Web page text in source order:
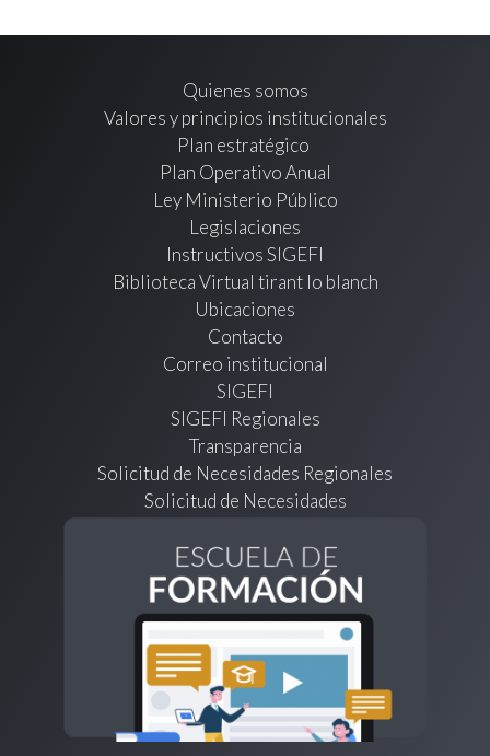
Quienes somos
Valores y principios institucionales
Plan estratégico
Plan Operativo Anual
Ley Ministerio Público
Legislaciones
Instructivos SIGEFI
Biblioteca Virtual tirant lo blanch
Ubicaciones
Contacto
Correo institucional
SIGEFI
SIGEFI Regionales
Transparencia
Solicitud de Necesidades Regionales
Solicitud de Necesidades